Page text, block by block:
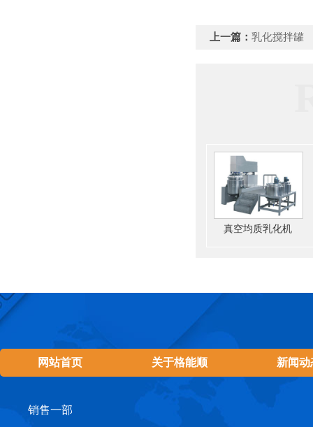
上一篇： 乳化搅拌罐
真空均质乳化机
网站首页 关于格能顺 新闻动
销售一部